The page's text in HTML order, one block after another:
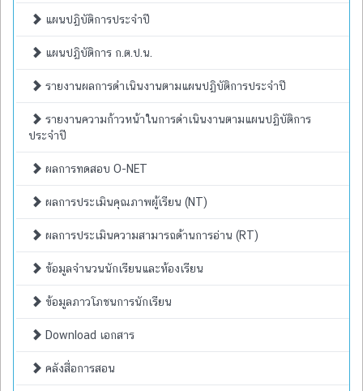
แผนปฏิบัติการประจำปี
แผนปฏิบัติการ ก.ต.ป.น.
รายงานผลการดำเนินงานตามแผนปฏิบัติการประจำปี
รายงานความก้าวหน้าในการดำเนินงานตามแผนปฏิบัติการ
ประจำปี
ผลการทดสอบ O-NET
ผลการประเมินคุณภาพผู้เรียน (NT)
ผลการประเมินความสามารถด้านการอ่าน (RT)
ข้อมูลจำนวนนักเรียนและห้องเรียน
ข้อมูลภาวโภชนการนักเรียน
Download เอกสาร
คลังสื่อการสอน